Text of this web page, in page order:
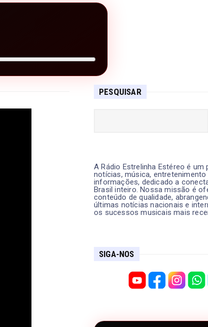
PESQUISAR
A Rádio Estrelinha Estéreo é um
notícias, música, entretenimento
informações, dedicado a
Brasil inteiro. Nossa missão é
conteúdo de qualidade,
últimas notícias nacionais e
os sucessos musicais mais
SIGA-NOS